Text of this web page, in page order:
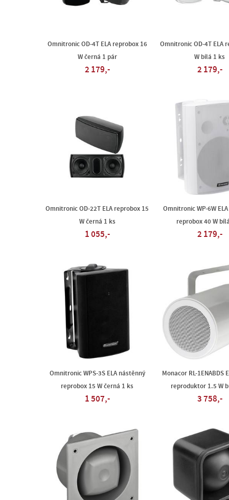
Omnitronic OD-4T ELA reprobox 16
W černá 1 pár
2 179,-
Omnitronic OD-4T ELA
W bílá 1 ks
2 179,-
Omnitronic OD-22T ELA reprobox 15
W černá 1 ks
1 055,-
Omnitronic WP-6W
reprobox 40 W
2 179,-
Omnitronic WPS-3S ELA nástěnný
reprobox 15 W černá 1 ks
1 507,-
Monacor RL-1ENABDS
reproduktor 1.5 W
3 758,-